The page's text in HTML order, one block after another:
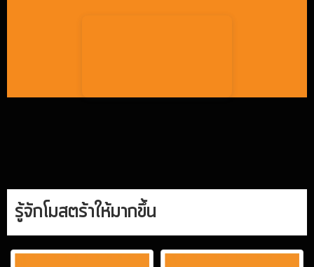
รู้จักโมสตร้าให้มากขึ้น